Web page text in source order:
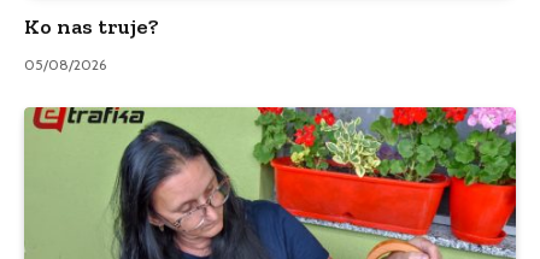
Ko nas truje?
05/08/2026